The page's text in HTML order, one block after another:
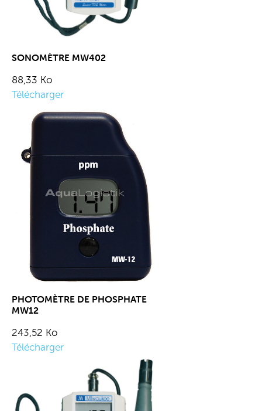
SONOMÈTRE MW402
88,33 Ko
Télécharger
PHOTOMÈTRE DE PHOSPHATE
MW12
243,52 Ko
Télécharger